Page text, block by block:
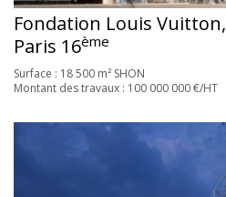
Fondation Louis Vuitton,
Paris 16ème
Surface : 18 500 m² SHON
Montant des travaux : 100 000 000 €/HT